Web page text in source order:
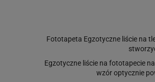
Fototapeta Egzotyczne liście na
Egzotyczne liście na fototapecie
wzór optycznie